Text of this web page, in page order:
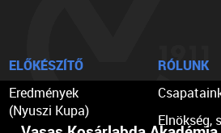
ELŐKÉSZÍTŐ
Eredmények
(Nyuszi Kupa)
RÓLUNK
Elnökség,